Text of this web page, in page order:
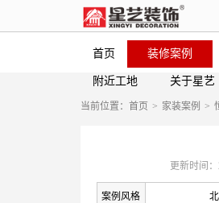
首页 装修案例
附近工地 关于星艺
当前位置： 首页 > 家装案例 >
更新时间：
案例风格